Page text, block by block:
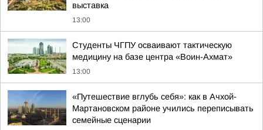
выставка
13:00
Студенты ЧГПУ осваивают тактическую
медицину на базе центра «Воин-Ахмат»
13:00
«Путешествие вглубь себя»: как в Ачхой-
Мартановском районе учились переписывать
семейные сценарии